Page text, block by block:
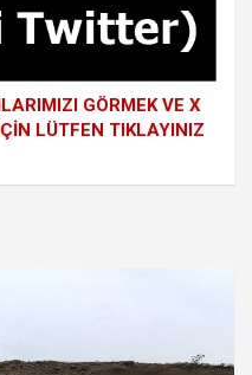
GÖRMEK VE X
LÜTFEN TIKLAYINIZ